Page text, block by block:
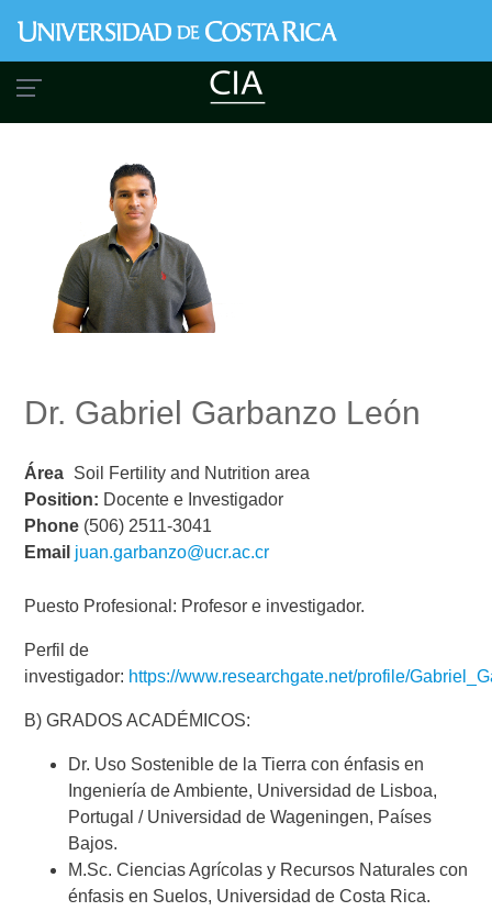
to
main
content
Dr. Gabriel Garbanzo León
Área Soil Fertility and Nutrition area
Position: Docente e Investigador
Phone (506) 2511-3041
Email juan.garbanzo@ucr.ac.cr
Puesto Profesional: Profesor e investigador.
Perfil de
investigador: https://www.researchgate.net/profile/
B) GRADOS ACADÉMICOS:
Dr. Uso Sostenible de la Tierra con énfasis en
Ingeniería de Ambiente, Universidad de Lisboa,
Portugal / Universidad de Wageningen, Países
Bajos.
M.Sc. Ciencias Agrícolas y Recursos Naturales con
énfasis en Suelos, Universidad de Costa Rica.